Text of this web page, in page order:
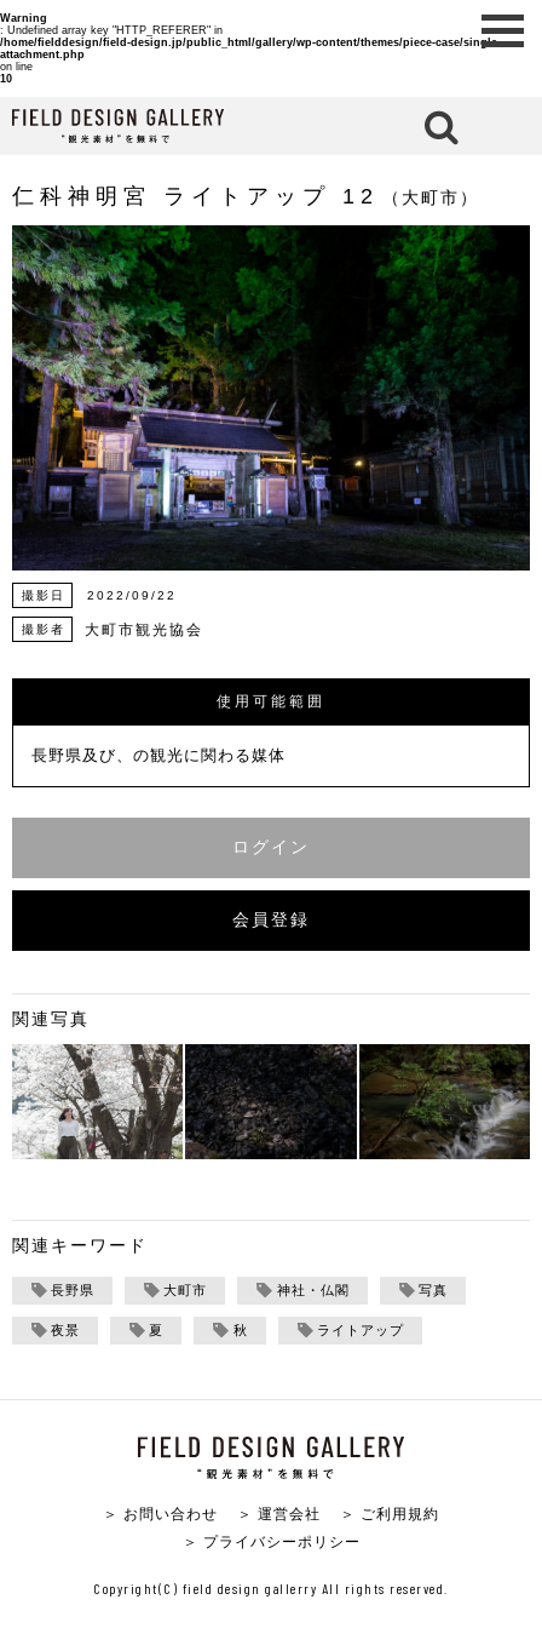
Warning
: Undefined array key "HTTP_REFERER" in
/home/fielddesign/field-design.jp/public_html/gallery/wp-content/themes/piece-case/single-
attachment.php
on line
10
仁科神明宮 ライトアップ 12 （大町市）
撮影日 2022/09/22
撮影者 大町市観光協会
使用可能範囲
長野県及び、の観光に関わる媒体
ログイン
会員登録
関連写真
関連キーワード
長野県 大町市 神社・仏閣 写真
夜景 夏 秋 ライトアップ
＞ お問い合わせ ＞ 運営会社
＞ ご利用規約
＞ プライバシーポリシー
Copyright(C) field design gallerry All rights reserved.